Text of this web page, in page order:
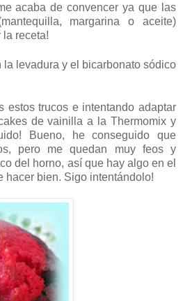
acaba de convencer ya que las
margarina o aceite)
receta!
la levadura y el bicarbonato sódico
estos trucos e intentando adaptar
de vainilla a la Thermomix y
Bueno, he conseguido que
pero me quedan muy feos y
del horno, así que hay algo en el
hacer bien. Sigo intentándolo!